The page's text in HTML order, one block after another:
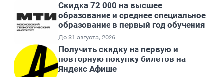
Скидка 72 000 на высшее
образование и среднее специальное
образование в первый год обучения
До 31 августа, 2026
Получить скидку на первую и
повторную покупку билетов на
Яндекс Афише